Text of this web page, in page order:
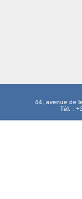
44, avenue de
Tél. :